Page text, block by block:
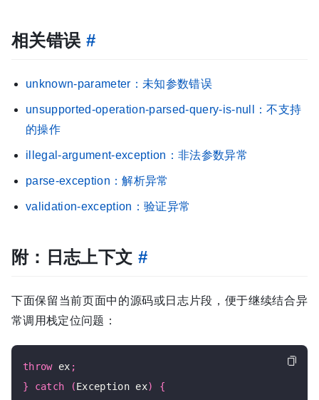
相关错误 #
unknown-parameter：未知参数错误
unsupported-operation-parsed-query-is-null：不支持
的操作
illegal-argument-exception：非法参数异常
parse-exception：解析异常
validation-exception：验证异常
附：日志上下文 #
下面保留当前页面中的源码或日志片段，便于继续结合异
常调用栈定位问题：
throw ex ;
}
catch (Exception ex)
{